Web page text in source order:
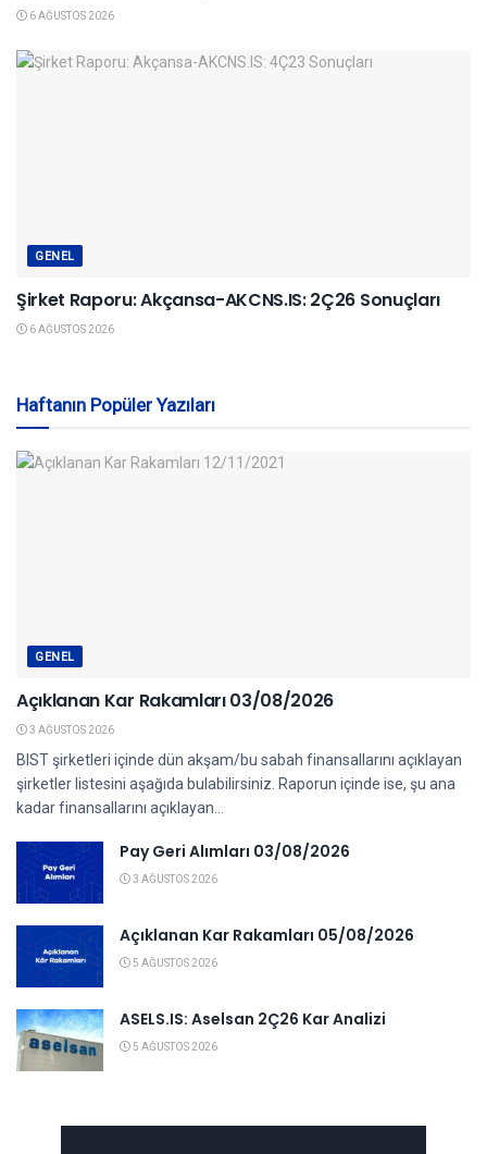
6 AĞUSTOS 2026
GENEL
Şirket Raporu: Akçansa-AKCNS.IS: 2Ç26 Sonuçları
6 AĞUSTOS 2026
Haftanın Popüler Yazıları
GENEL
Açıklanan Kar Rakamları 03/08/2026
3 AĞUSTOS 2026
BIST şirketleri içinde dün akşam/bu sabah finansallarını açıklayan
şirketler listesini aşağıda bulabilirsiniz. Raporun içinde ise, şu ana
kadar finansallarını açıklayan...
Pay Geri Alımları 03/08/2026
3 AĞUSTOS 2026
Açıklanan Kar Rakamları 05/08/2026
5 AĞUSTOS 2026
ASELS.IS: Aselsan 2Ç26 Kar Analizi
5 AĞUSTOS 2026